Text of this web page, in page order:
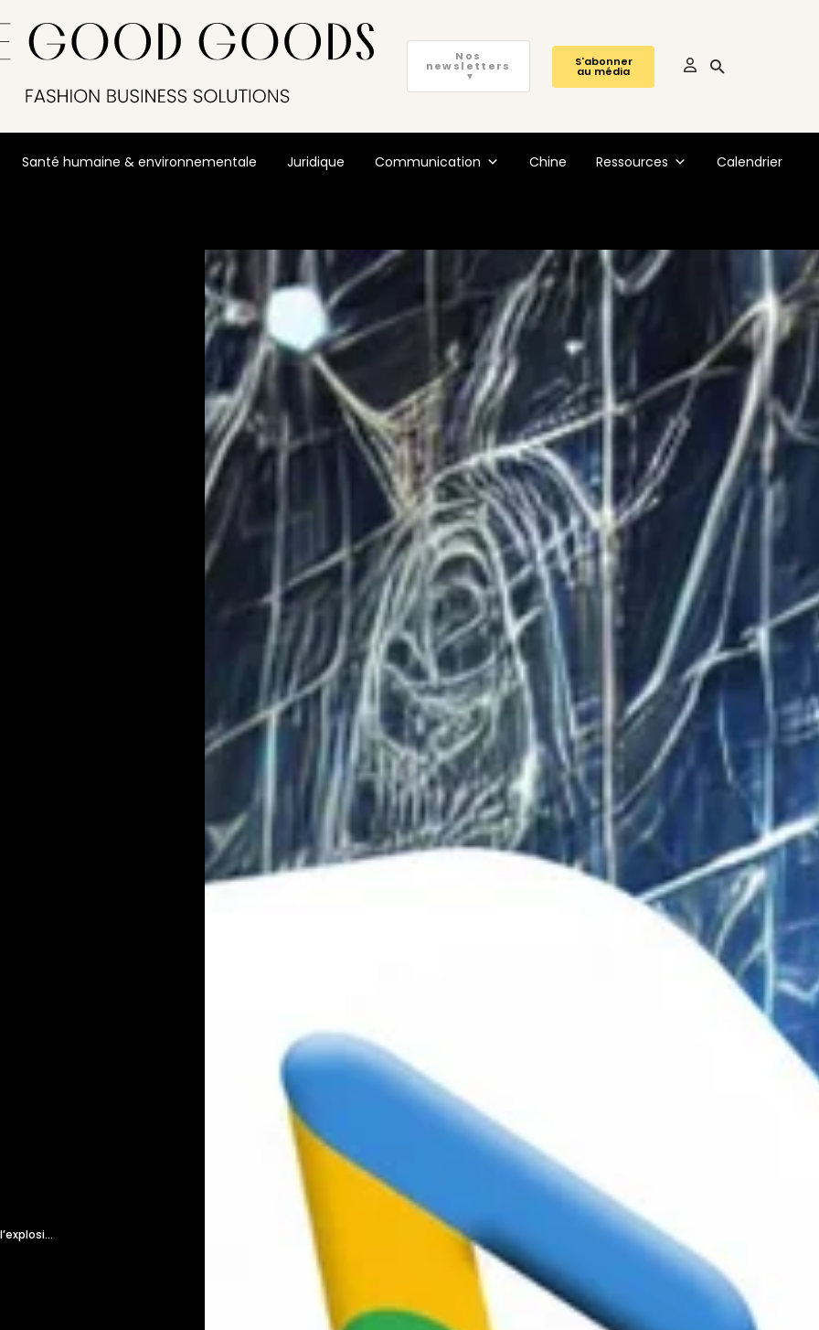
Nos
newsletters
▼
S'abonner
au média
Santé humaine & environnementale Juridique Communication Chine Ressources Calendrier
Comment faire face à l’explosion des coûts d’acquisition client ?